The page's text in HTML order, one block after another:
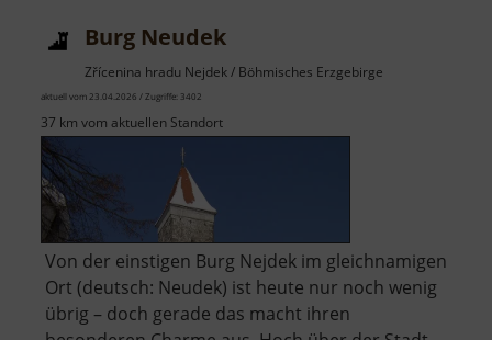
Burg Neudek
Zřícenina hradu Nejdek / Böhmisches Erzgebirge
aktuell vom 23.04.2026 / Zugriffe: 3402
37 km vom aktuellen Standort
Von der einstigen Burg Nejdek im gleichnamigen
Ort (deutsch: Neudek) ist heute nur noch wenig
übrig – doch gerade das macht ihren